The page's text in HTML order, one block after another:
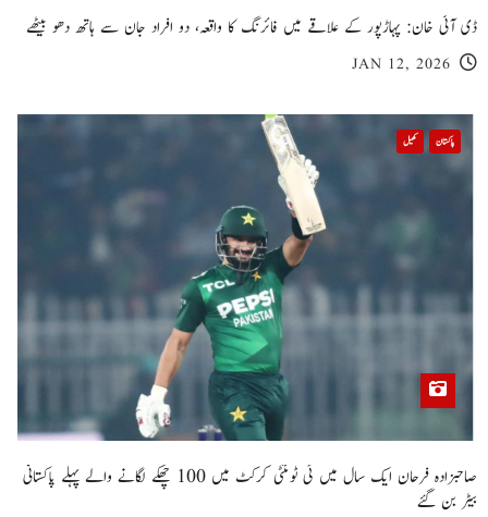
ڈی آئی خان: پہاڑپور کے علاقے میں فائرنگ کا واقعہ، دو افراد جان سے ہاتھ دھو بیٹھے
JAN 12, 2026
پاکستان کھیل
صاحبزادہ فرحان ایک سال میں ٹی ٹوئنٹی کرکٹ میں 100 چھکے لگانے والے پہلے پاکستانی
بیٹر بن گئے